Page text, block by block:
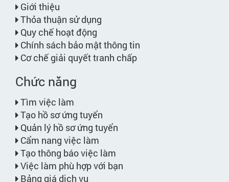
Giới thiệu
Thỏa thuận sử dụng
Quy chế hoạt động
Chính sách bảo mật thông tin
Cơ chế giải quyết tranh chấp
Chức năng
Tìm việc làm
Tạo hồ sơ ứng tuyển
Quản lý hồ sơ ứng tuyển
Cẩm nang việc làm
Tạo thông báo việc làm
Việc làm phù hợp với bạn
Bảng giá dịch vụ